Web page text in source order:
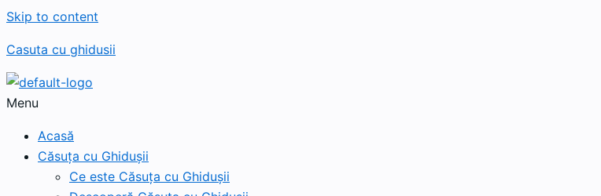
Skip to content
Casuta cu ghidusii
Menu
Acasă
Căsuța cu Ghidușii
Ce este Căsuța cu Ghidușii